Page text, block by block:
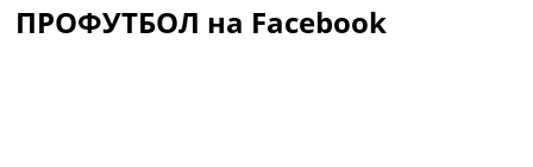
ПРОФУТБОЛ на Facebook